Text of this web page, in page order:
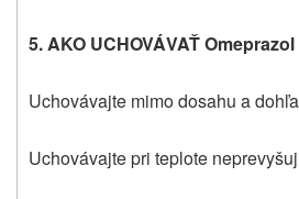
5. AKO UCHOVÁVAŤ
Uchovávajte mimo dosahu a
Uchovávajte pri teplote